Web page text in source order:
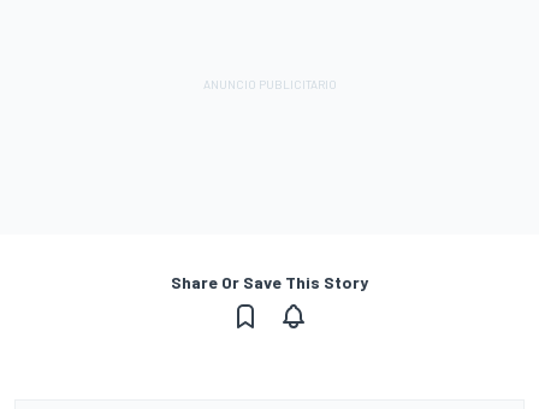
Share Or Save This Story